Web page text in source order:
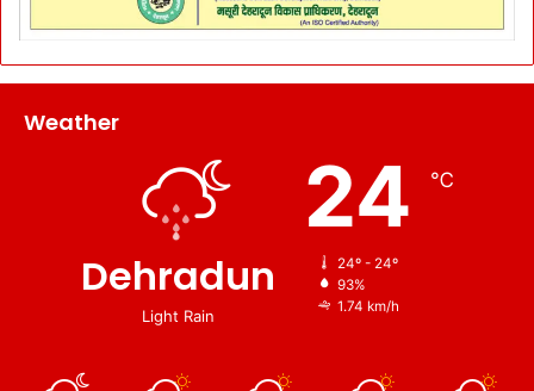
Weather
Dehradun
Light Rain
24 ℃
24º - 24º
93%
1.74 km/h